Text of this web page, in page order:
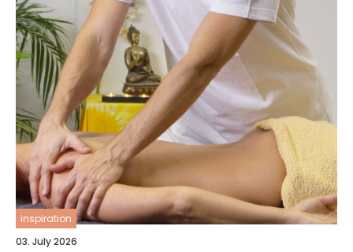
inspiration
03. July 2026